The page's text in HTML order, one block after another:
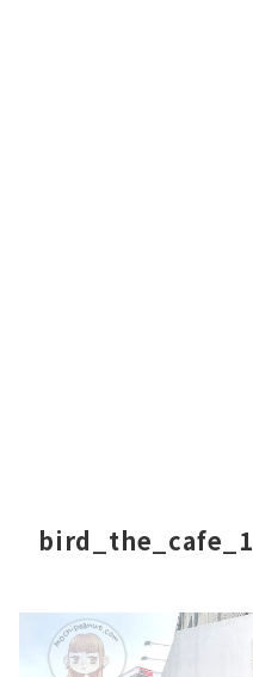
bird_the_cafe_1